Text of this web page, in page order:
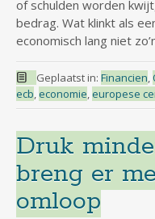
of schulden worden
bedrag. Wat klinkt als
economisch lang niet
Geplaatst in: Financien,
ecb, economie, europese
Druk
breng er
omloop